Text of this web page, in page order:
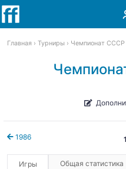
Главная Турниры Чемпионат СССР
1986
Игры Общая статистика